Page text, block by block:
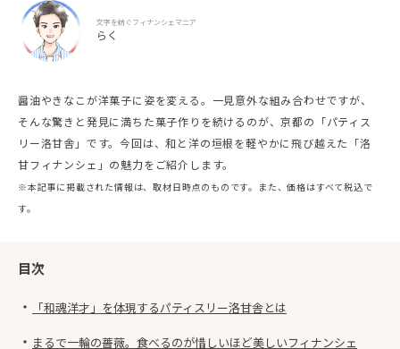
文字を紡ぐフィナンシェマニア
らく
醤油やきなこが洋菓子に姿を変える。一見意外な組み合わせですが、
そんな驚きと発見に満ちた菓子作りを続けるのが、京都の「パティス
リー洛甘舎」です。今回は、和と洋の垣根を軽やかに飛び越えた「洛
甘フィナンシェ」の魅力をご紹介します。
※本記事に掲載された情報は、取材日時点のものです。また、価格はすべて税込で
す。
目次
・ 「和魂洋才」を体現するパティスリー洛甘舎とは
・ まるで一輪の薔薇。食べるのが惜しいほど美しいフィナンシェ